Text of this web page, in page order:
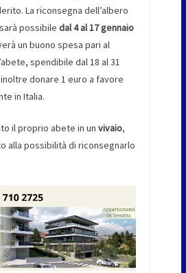
La riconsegna dell’albero
possibile dal 4 al 17 gennaio
un buono spesa pari al
spendibile dal 18 al 31
donare 1 euro a favore
in Italia.
il proprio abete in un vivaio,
alla possibilità di riconsegnarlo